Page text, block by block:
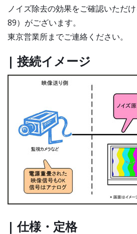
ノイズ除去の効果をご確認いただ
89）がございます。
東京営業所までご連絡ください。
| 接続イメージ
| 仕様・定格